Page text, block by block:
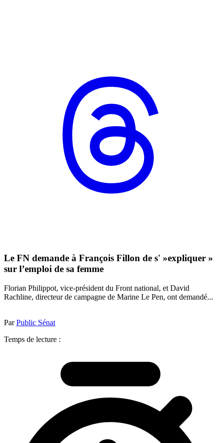
Le FN demande à François Fillon de s' »expliquer »
sur l’emploi de sa femme
Florian Philippot, vice-président du Front national, et David
Rachline, directeur de campagne de Marine Le Pen, ont demandé...
ParPublic Sénat
Temps de lecture :